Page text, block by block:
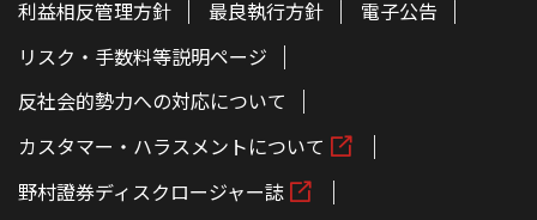
利益相反管理方針
最良執行方針
電子公告
リスク・手数料等説明ページ
反社会的勢力への対応について
カスタマー・ハラスメントについて
野村證券ディスクロージャー誌